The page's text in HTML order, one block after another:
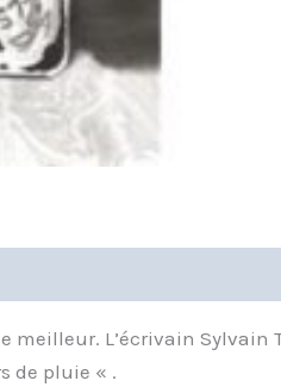
L’écrivain
de pluie « .